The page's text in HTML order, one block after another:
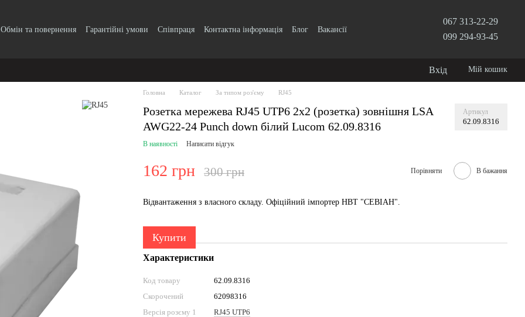
Обмін та повернення Гарантійні умови Співпраця Контактна інформація Блог
Вакансії
067 313-22-29
099 294-93-45
Вхід Мій кошик
Головна Каталог За типом роз'єму RJ45
Розетка мережева RJ45 UTP6 2x2 (розетка) зовнішня LSA
AWG22-24 Punch down білий Lucom 62.09.8316
Артикул
62.09.8316
В наявності Написати відгук
162 грн 300 грн Порівняти В бажання
Відвантаження з власного складу. Офіційний імпортер НВТ "СЕВІАН".
Купити
Характеристики
Код товару
62.09.8316
Скорочений
62098316
Версія розєму 1
RJ45 UTP6